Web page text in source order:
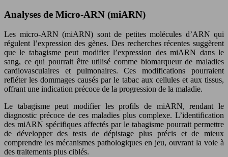
Analyses de Micro-ARN (miARN)
Les micro-ARN (miARN) sont de petites molécules d’ARN qui
régulent l’expression des gènes. Des recherches récentes suggèrent
que le tabagisme peut modifier l’expression des miARN dans le
sang, ce qui pourrait être utilisé comme biomarqueur de maladies
cardiovasculaires et pulmonaires. Ces modifications pourraient
refléter les dommages causés par le tabac aux cellules et aux tissus,
offrant une indication précoce de la progression de la maladie.
Le tabagisme peut modifier les profils de miARN, rendant le
diagnostic précoce de ces maladies plus complexe. L’identification
des miARN spécifiques affectés par le tabagisme pourrait permettre
de développer des tests de dépistage plus précis et de mieux
comprendre les mécanismes pathologiques en jeu, ouvrant la voie à
des traitements plus ciblés.